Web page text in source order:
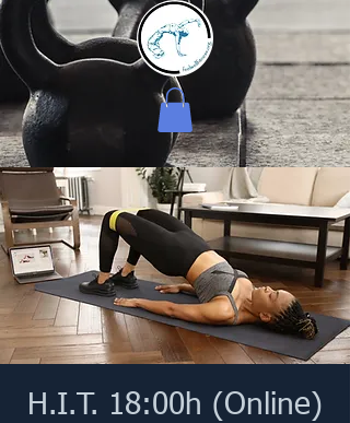
H.I.T. 18:00h (Online)